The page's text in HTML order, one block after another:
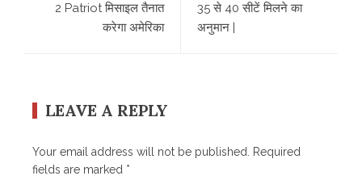
2 Patriot मिसाइल तैनात
करेगा अमेरिका
35 से 40 सीटें मिलने का
अनुमान |
LEAVE A REPLY
Your email address will not be published.
Required
fields are marked *